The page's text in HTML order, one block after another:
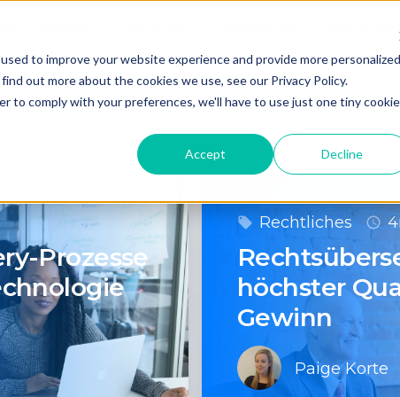
to improve your website experience and provide more personalized
out more about the cookies we use, see our Privacy Policy.
to comply with your preferences, we'll have to use just one tiny cookie
Accept Decline
Prozesse
Rechtliches
höchster
Gewinn
Paige Korte